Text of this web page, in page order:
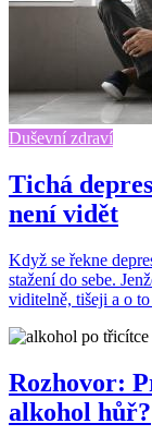
Duševní zdraví
Tichá
není vidět
Když se řekne
stažení do sebe.
viditelně, tišeji a o
Rozhovor:
alkohol hůř?